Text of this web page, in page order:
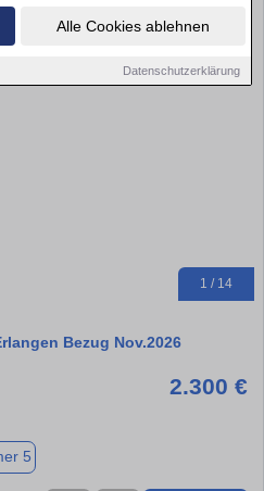
Alle Cookies ablehnen
Datenschutzerklärung
1 / 14
Bezug Nov.2026
2.300 €
5